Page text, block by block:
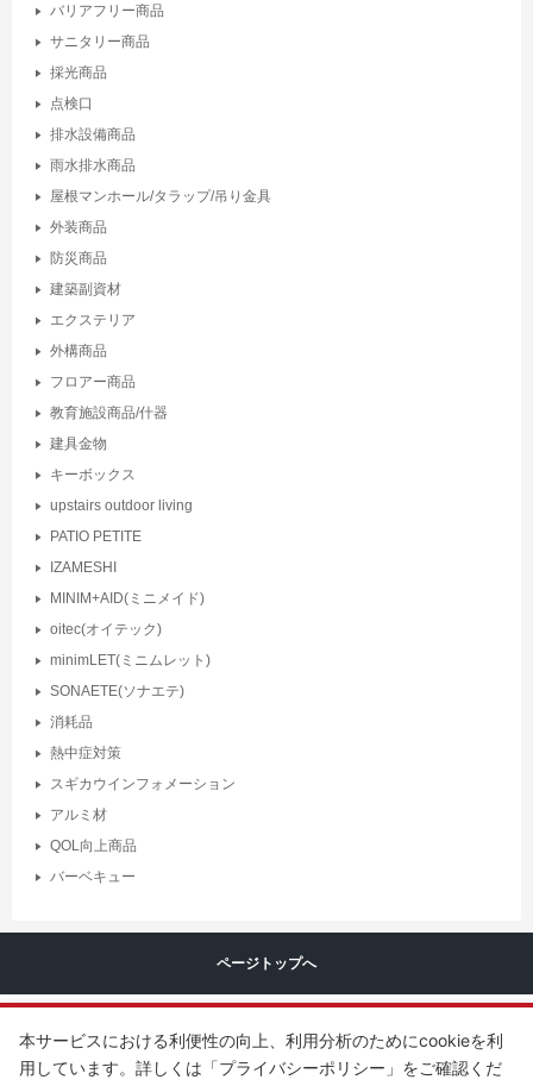
バリアフリー商品
サニタリー商品
採光商品
点検口
排水設備商品
雨水排水商品
屋根マンホール/タラップ/吊り金具
外装商品
防災商品
建築副資材
エクステリア
外構商品
フロアー商品
教育施設商品/什器
建具金物
キーボックス
upstairs outdoor living
PATIO PETITE
IZAMESHI
MINIM+AID(ミニメイド)
oitec(オイテック)
minimLET(ミニムレット)
SONAETE(ソナエテ)
消耗品
熱中症対策
スギカウインフォメーション
アルミ材
QOL向上商品
バーベキュー
ページトップへ
本サービスにおける利便性の向上、利用分析のためにcookieを利
用しています。詳しくは「プライバシーポリシー」をご確認くだ